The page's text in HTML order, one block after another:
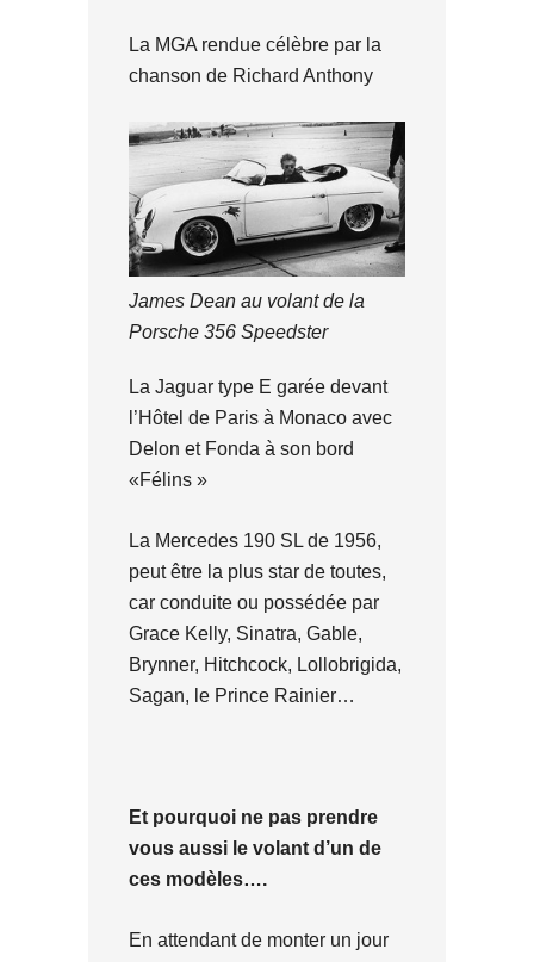
La MGA rendue célèbre par la
chanson de Richard Anthony
James Dean au volant de la
Porsche 356 Speedster
La Jaguar type E garée devant
l’Hôtel de Paris à Monaco avec
Delon et Fonda à son bord
«Félins »
La Mercedes 190 SL de 1956,
peut être la plus star de toutes,
car conduite ou possédée par
Grace Kelly, Sinatra, Gable,
Brynner, Hitchcock, Lollobrigida,
Sagan, le Prince Rainier…
Et pourquoi ne pas prendre
vous aussi le volant d’un de
ces modèles….
En attendant de monter un jour